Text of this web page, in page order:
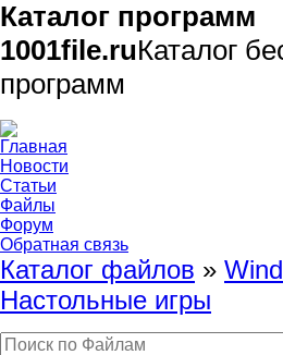
Каталог программ
1001file.ruКаталог
программ
Главная
Новости
Статьи
Файлы
Форум
Обратная связь
Каталог файлов »
Настольные игры